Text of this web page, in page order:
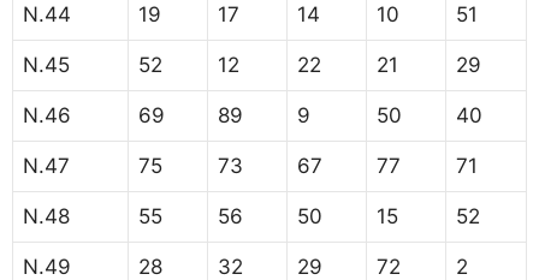
N.44 19 17 14 10 51
N.45 52 12 22 21 29
N.46 69 89 9 50 40
N.47 75 73 67 77 71
N.48 55 56 50 15 52
N.49 28 32 29 72 2